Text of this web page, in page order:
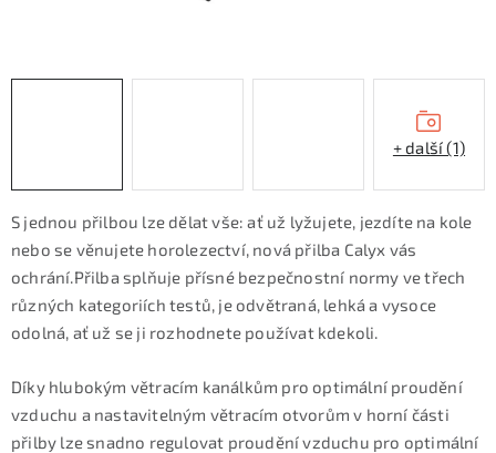
CYKLO Servis
S jednou přilbou lze dělat vše: ať už lyžujete, jezdíte na kole
nebo se věnujete horolezectví, nová přilba Calyx vás
ochrání.Přilba splňuje přísné bezpečnostní normy ve třech
různých kategoriích testů, je odvětraná, lehká a vysoce
odolná, ať už se ji rozhodnete používat kdekoli.
Díky hlubokým větracím kanálkům pro optimální proudění
vzduchu a nastavitelným větracím otvorům v horní části
přilby lze snadno regulovat proudění vzduchu pro optimální
+ další (1)